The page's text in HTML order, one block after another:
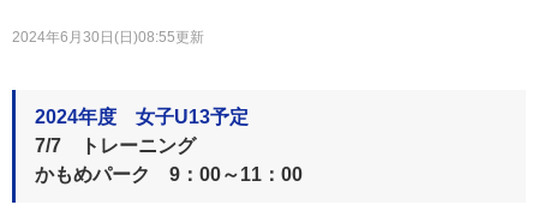
2024年6月30日(日)08:55更新
2024年度 女子U13予定
7/7 トレーニング
かもめパーク 9：00～11：00